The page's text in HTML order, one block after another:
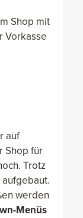
Shop mit
Vorkasse
auf
Shop für
Trotz
werden
Menüs